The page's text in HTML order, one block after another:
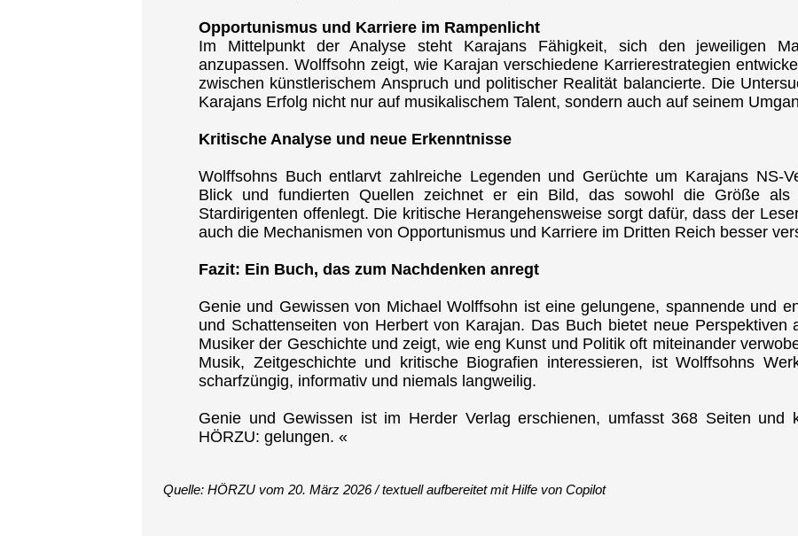
Opportunismus und Karriere im Rampenlicht
Im Mittelpunkt der Analyse steht Karajans Fähigkeit, sich den jeweiligen
anzupassen. Wolffsohn zeigt, wie Karajan verschiedene Karrierestrategien
zwischen künstlerischem Anspruch und politischer Realität balancierte. Die
Karajans Erfolg nicht nur auf musikalischem Talent, sondern auch auf seinem
Kritische Analyse und neue Erkenntnisse
Wolffsohns Buch entlarvt zahlreiche Legenden und Gerüchte um Karajans NS-
Blick und fundierten Quellen zeichnet er ein Bild, das sowohl die Größe als
Stardirigenten offenlegt. Die kritische Herangehensweise sorgt dafür, dass der
auch die Mechanismen von Opportunismus und Karriere im Dritten Reich besser
Fazit: Ein Buch, das zum Nachdenken anregt
Genie und Gewissen von Michael Wolffsohn ist eine gelungene, spannende und
und Schattenseiten von Herbert von Karajan. Das Buch bietet neue Perspektiven
Musiker der Geschichte und zeigt, wie eng Kunst und Politik oft miteinander
Musik, Zeitgeschichte und kritische Biografien interessieren, ist Wolffsohns
scharfzüngig, informativ und niemals langweilig.
Genie und Gewissen ist im Herder Verlag erschienen, umfasst 368 Seiten
HÖRZU: gelungen. «
Quelle: HÖRZU vom 20. März 2026 / textuell aufbereitet mit Hilfe von Copilot